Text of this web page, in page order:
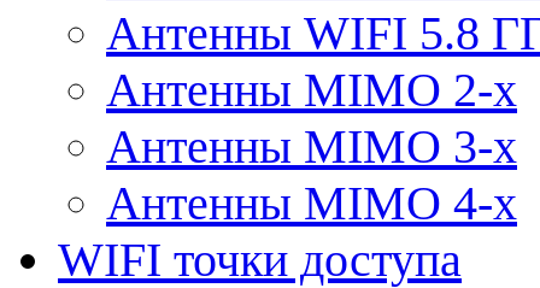
Антенны WIFI 5.8
Антенны MIMO 2-x
Антенны MIMO 3-x
Антенны MIMO 4-x
WIFI точки доступа